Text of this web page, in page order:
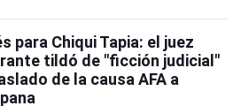
para Chiqui Tapia: el juez
tildó de "ficción judicial"
de la causa AFA a